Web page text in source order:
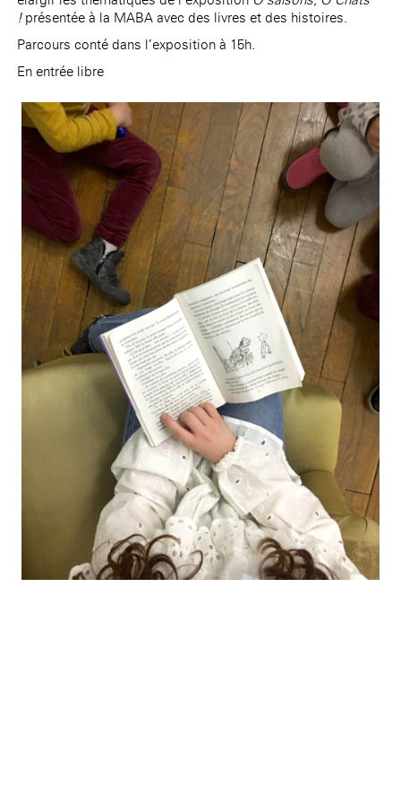
!présentée à la MABA avec des livres et des histoires.
Parcours conté dans l’exposition à 15h.
En entrée libre